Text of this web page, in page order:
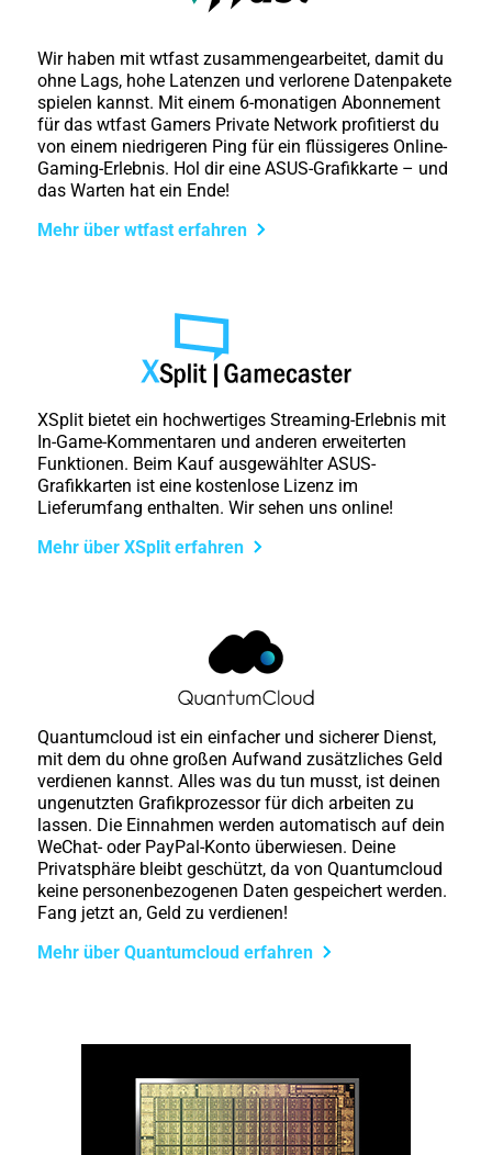
Wir haben mit wtfast zusammengearbeitet, damit du
ohne Lags, hohe Latenzen und verlorene Datenpakete
spielen kannst. Mit einem 6-monatigen Abonnement
für das wtfast Gamers Private Network profitierst du
von einem niedrigeren Ping für ein flüssigeres Online-
Gaming-Erlebnis. Hol dir eine ASUS-Grafikkarte – und
das Warten hat ein Ende!
Mehr über wtfast erfahren
XSplit bietet ein hochwertiges Streaming-Erlebnis mit
In-Game-Kommentaren und anderen erweiterten
Funktionen. Beim Kauf ausgewählter ASUS-
Grafikkarten ist eine kostenlose Lizenz im
Lieferumfang enthalten. Wir sehen uns online!
Mehr über XSplit erfahren
Quantumcloud ist ein einfacher und sicherer Dienst,
mit dem du ohne großen Aufwand zusätzliches Geld
verdienen kannst. Alles was du tun musst, ist deinen
ungenutzten Grafikprozessor für dich arbeiten zu
lassen. Die Einnahmen werden automatisch auf dein
WeChat- oder PayPal-Konto überwiesen. Deine
Privatsphäre bleibt geschützt, da von Quantumcloud
keine personenbezogenen Daten gespeichert werden.
Fang jetzt an, Geld zu verdienen!
Mehr über Quantumcloud erfahren